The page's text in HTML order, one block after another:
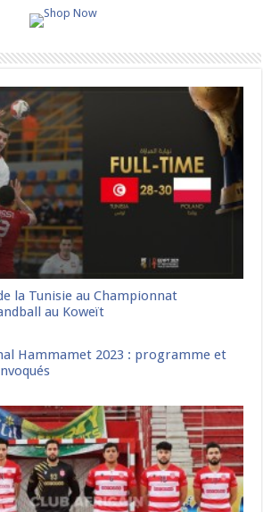
la Tunisie au Championnat
au Koweït
Hammamet 2023 : programme et